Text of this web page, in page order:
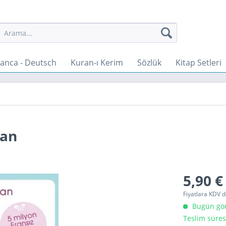
- Deutsch Kuran-ı Kerim Sözlük Kitap Setleri
5,90
Fiyatlara KDV
Bugün
Teslim